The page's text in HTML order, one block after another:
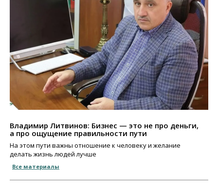
Владимир Литвинов: Бизнес — это не про деньги,
а про ощущение правильности пути
На этом пути важны отношение к человеку и желание
делать жизнь людей лучше
Все материалы